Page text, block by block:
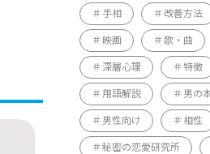
手相 改善方法
映画 歌・曲
深層心理 特徴
用語解説 男の
男性向け 相性
秘密の恋愛研究所